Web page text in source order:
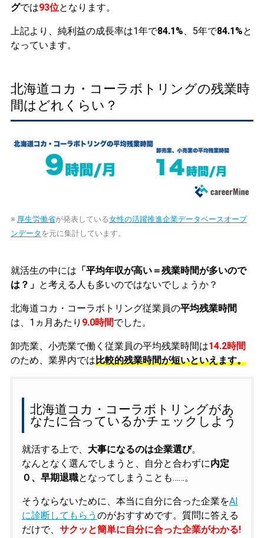
グでは93位となります。
上記より、純利益の成長率は1年で84.1%、5年で84.1%と
なっています。
北海道コカ・コーラボトリングの残業時
間はどれくらい？
※ 厚生労働省が発表している女性の活躍推進企業データベースオープ
ンデータ を元に集計しています。
就活生の中には 「平均年収が高い＝残業時間が多いので
は？」 と考える人も多いのではないでしょうか？
北海道コカ・コーラボトリング従業員の平均残業時間
は、1ヵ月あたり 9.0時間でした。
卸売業、小売業で働く従業員の平均残業時間は14.2時間
のため、業界内では比較的残業時間が短いといえます。
北海道コカ・コーラボトリングがあ
なたに合っているかチェックしよう
就活する上で、 大事になるのは企業選び。
なんとなく選んでしまうと、自分と合わずに内定
０、早期退職となってしまうことも……。
そうならないために、本当に自分に合った企業をAI
に診断してもらう のがおすすめです。質問に答える
だけで、 サクッと簡単に自分に合った企業がわかる!